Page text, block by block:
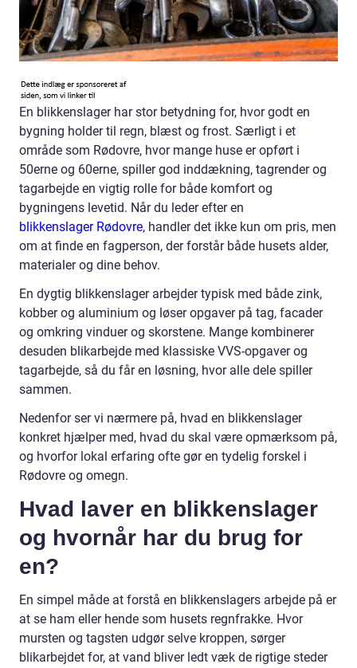
En blikkenslager har stor betydning for, hvor godt en
bygning holder til regn, blæst og frost. Særligt i et
område som Rødovre, hvor mange huse er opført i
50erne og 60erne, spiller god inddækning, tagrender og
tagarbejde en vigtig rolle for både komfort og
bygningens levetid. Når du leder efter en
blikkenslager Rødovre, handler det ikke kun om pris, men
om at finde en fagperson, der forstår både husets alder,
materialer og dine behov.
En dygtig blikkenslager arbejder typisk med både zink,
kobber og aluminium og løser opgaver på tag, facader
og omkring vinduer og skorstene. Mange kombinerer
desuden blikarbejde med klassiske VVS-opgaver og
tagarbejde, så du får en løsning, hvor alle dele spiller
sammen.
Nedenfor ser vi nærmere på, hvad en blikkenslager
konkret hjælper med, hvad du skal være opmærksom på,
og hvorfor lokal erfaring ofte gør en tydelig forskel i
Rødovre og omegn.
Hvad laver en blikkenslager
og hvornår har du brug for
en?
En simpel måde at forstå en blikkenslagers arbejde på er
at se ham eller hende som husets regnfrakke. Hvor
mursten og tagsten udgør selve kroppen, sørger
blikarbejdet for, at vand bliver ledt væk de rigtige steder